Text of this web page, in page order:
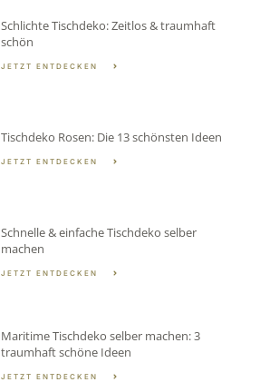
Schlichte Tischdeko: Zeitlos & traumhaft
schön
JETZT ENTDECKEN
Tischdeko Rosen: Die 13 schönsten Ideen
JETZT ENTDECKEN
Schnelle & einfache Tischdeko selber
machen
JETZT ENTDECKEN
Maritime Tischdeko selber machen: 3
traumhaft schöne Ideen
JETZT ENTDECKEN